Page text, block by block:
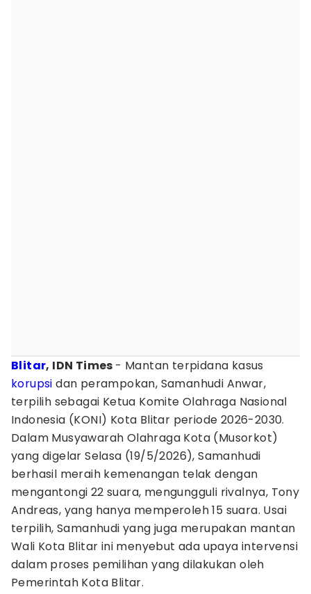
Blitar, IDN Times - Mantan terpidana kasus
korupsi dan perampokan, Samanhudi Anwar,
terpilih sebagai Ketua Komite Olahraga Nasional
Indonesia (KONI) Kota Blitar periode 2026-2030.
Dalam Musyawarah Olahraga Kota (Musorkot)
yang digelar Selasa (19/5/2026), Samanhudi
berhasil meraih kemenangan telak dengan
mengantongi 22 suara, mengungguli rivalnya, Tony
Andreas, yang hanya memperoleh 15 suara. Usai
terpilih, Samanhudi yang juga merupakan mantan
Wali Kota Blitar ini menyebut ada upaya intervensi
dalam proses pemilihan yang dilakukan oleh
Pemerintah Kota Blitar.